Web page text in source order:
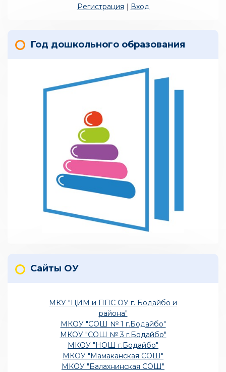
Регистрация | Вход
Год дошкольного образования
Сайты ОУ
МКУ "ЦИМ и ППС ОУ г. Бодайбо и
района"
МКОУ "СОШ № 1 г.Бодайбо"
МКОУ "СОШ № 3 г.Бодайбо"
МКОУ "НОШ г.Бодайбо"
МКОУ "Мамаканская СОШ"
МКОУ "Балахнинская СОШ"